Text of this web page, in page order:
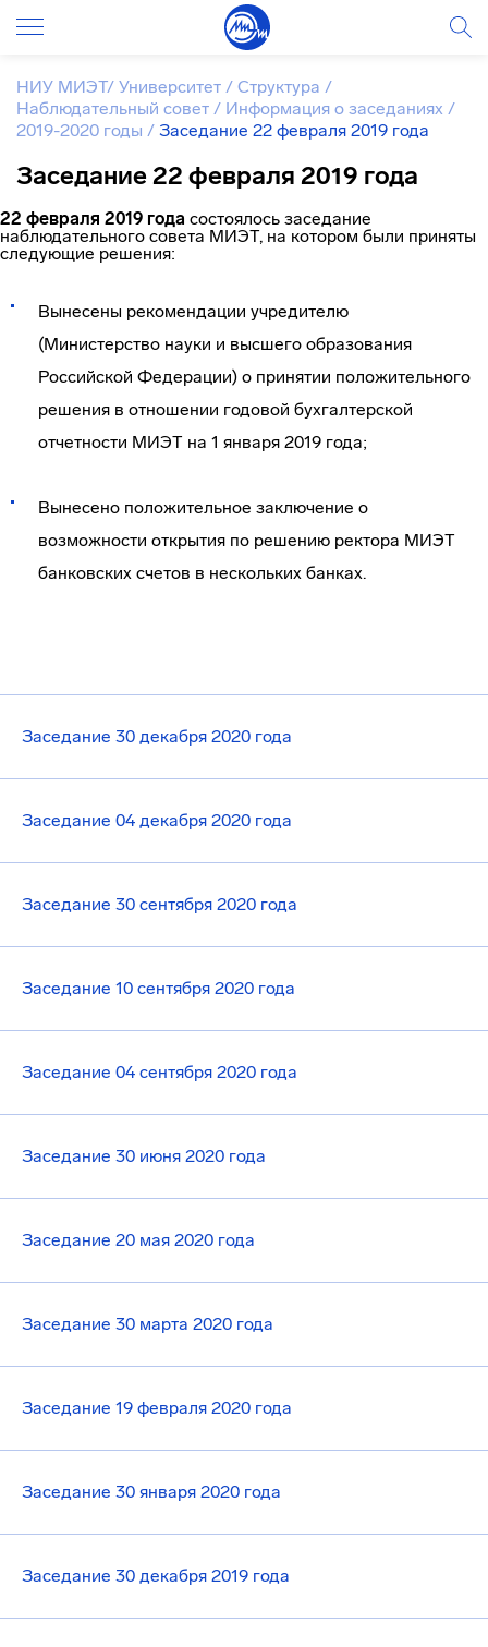
Заседание 30 декабря 2020 года
Заседание 04 декабря 2020 года
Заседание 30 сентября 2020 года
Заседание 10 сентября 2020 года
Заседание 04 сентября 2020 года
Заседание 30 июня 2020 года
Заседание 20 мая 2020 года
Заседание 30 марта 2020 года
Заседание 19 февраля 2020 года
Заседание 30 января 2020 года
Заседание 30 декабря 2019 года
НИУ МИЭТ/ Университет / Структура /
Наблюдательный совет / Информация о заседаниях /
2019-2020 годы / Заседание 22 февраля 2019 года
Заседание 22 февраля 2019 года
22 февраля 2019 года состоялось заседание
наблюдательного совета МИЭТ, на котором были приняты
следующие решения:
Вынесены рекомендации учредителю
(Министерство науки и высшего образования
Российской Федерации) о принятии положительного
решения в отношении годовой бухгалтерской
отчетности МИЭТ на 1 января 2019 года;
Вынесено положительное заключение о
возможности открытия по решению ректора МИЭТ
банковских счетов в нескольких банках.